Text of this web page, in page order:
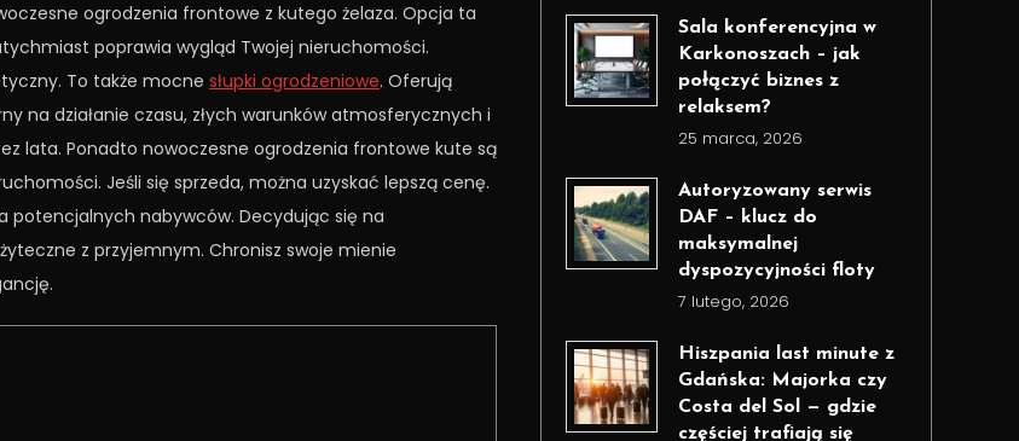
ogrodzenia frontowe z kutego żelaza. Opcja ta
poprawia wygląd Twojej nieruchomości.
To także mocne słupki ogrodzeniowe. Oferują
na działanie czasu, złych warunków atmosferycznych i
lata. Ponadto nowoczesne ogrodzenia frontowe kute są
Jeśli się sprzeda, można uzyskać lepszą cenę.
potencjalnych nabywców. Decydując się na
z przyjemnym. Chronisz swoje mienie
Sala konferencyjna w
Karkonoszach – jak
połączyć biznes z
relaksem?
25 marca, 2026
Autoryzowany serwis
DAF – klucz do
maksymalnej
dyspozycyjności floty
7 lutego, 2026
Hiszpania last minute z
Gdańska: Majorka czy
Costa del Sol — gdzie
częściej trafiają się